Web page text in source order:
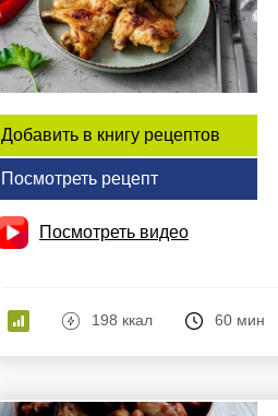
Добавить в книгу рецептов
Посмотреть рецепт
Посмотреть видео
198 ккал 60 мин